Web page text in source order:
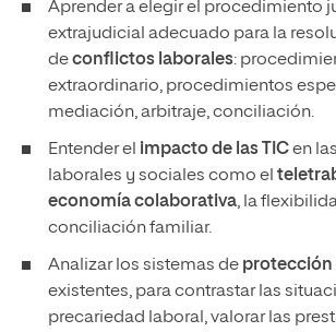
Aprender a elegir el procedimiento
extrajudicial adecuado para la
deconflictos laborales:
extraordinario, procedimientos
mediación, arbitraje, conciliación.
Entender el impacto de las TICen
laborales y sociales como el
economía colaborativa, la
conciliación familiar.
Analizar los sistemas de protección
existentes, para contrastar las
precariedad laboral, valorar las